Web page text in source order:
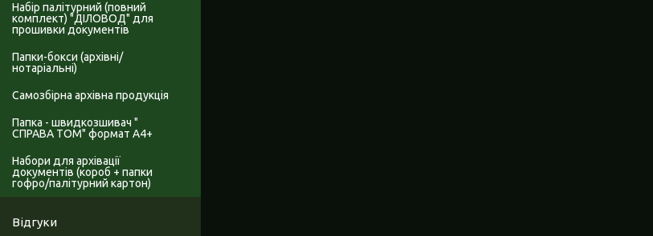
Набір палітурний (повний
комплект) "ДІЛОВОД" для
прошивки документів
Папки-бокси (архівні/
нотаріальні)
Самозбірна архівна продукція
Папка - швидкозшивач "
СПРАВА ТОМ" формат А4+
Набори для архівації
документів (короб + папки
гофро/палітурний картон)
Відгуки